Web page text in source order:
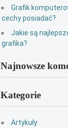
Grafik
cechy posiadać?
Jakie są
grafika?
Najnowsze
Kategorie
Artykuły